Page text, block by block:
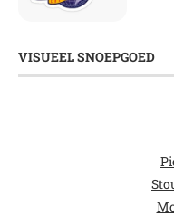
VISUEEL SNOEPGOED